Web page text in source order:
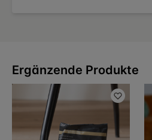
Ergänzende Produkte